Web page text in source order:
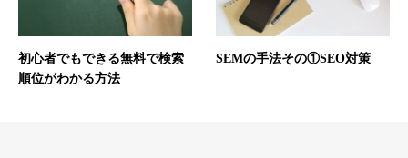
初心者でもできる無料で検索
順位がわかる方法
SEMの手法その①SEO対策